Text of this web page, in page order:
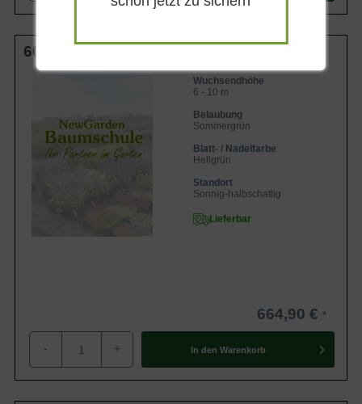
600-700 cm C50
Wuchsendhöhe
6 - 10 m
Belaubung
Sommergrün
Blatt- / Nadelfarbe
Hellgrün
Standort
Sonnig-halbschattig
Lieferbar
664,90 €
- + In den Warenkorb